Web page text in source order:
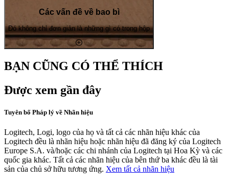
Các vấn đề về bao bì
Đó không chỉ đơn giản là những gì có trong hộp
BẠN CŨNG CÓ THỂ THÍCH
Được xem gần đây
Tuyên bố Pháp lý về Nhãn hiệu
Logitech, Logi, logo của họ và tất cả các nhãn hiệu khác của
Logitech đều là nhãn hiệu hoặc nhãn hiệu đã đăng ký của Logitech
Europe S.A. và/hoặc các chi nhánh của Logitech tại Hoa Kỳ và các
quốc gia khác. Tất cả các nhãn hiệu của bên thứ ba khác đều là tài
sản của chủ sở hữu tương ứng. Xem tất cả nhãn hiệu